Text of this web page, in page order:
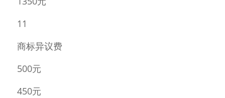
11
商标异议费
500元
450元